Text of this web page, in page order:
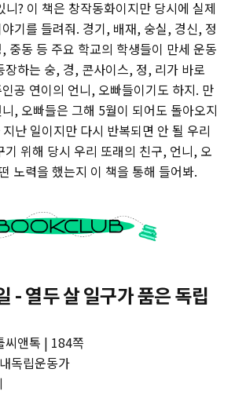
? 이 책은 창작동화이지만 당시에 실제
기를 들려줘. 경기, 배재, 숭실, 경신, 정
중동 등 주요 학교의 학생들이 만세 운동
장하는 숭, 경, 콘사이스, 정, 리가 바로
공 연이의 언니, 오빠들이기도 하지. 만
, 오빠들은 그해 5월이 되어도 돌아오지
난 일이지만 다시 반복되면 안 될 우리
기 위해 당시 우리 또래의 친구, 언니, 오
노력을 했는지 이 책을 통해 들어봐.
- 열두 살 일구가 품은 독립
씨앤톡 | 184쪽‌
독립운동가